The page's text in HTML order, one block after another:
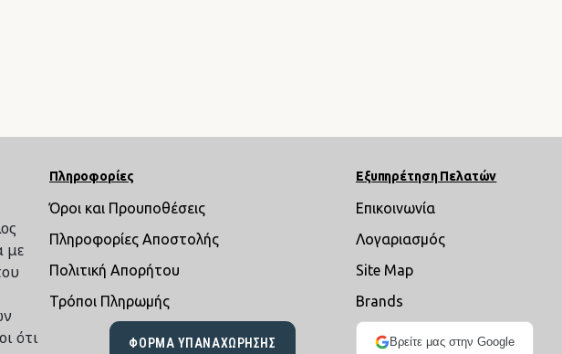
με
ότι
Πληροφορίες
Όροι και Προυποθέσεις
Πληροφορίες Αποστολής
Πολιτική Απορήτου
Τρόποι Πληρωμής
ΦΌΡΜΑ ΥΠΑΝΑΧΏΡΗΣΗΣ
Εξυπηρέτηση Πελατών
Επικοινωνία
Λογαριασμός
Site Map
Brands
Βρείτε μας στην Google